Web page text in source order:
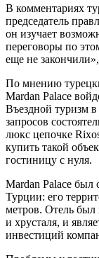
В комментариях
председатель
он изучает
переговоры по
еще не
По мнению
Mardan Palace
Въездной туризм
запросов
люкс цепочке
купить такой
гостиницу с нуля.
Mardan Palace
Турции: его
метров. Отель был
и хрусталя, и
инвестиций